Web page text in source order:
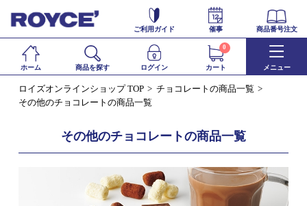
ご利用ガイド 催事 商品番号注文
ホーム 商品を探す ログイン カート
0
メニュー
ロイズオンラインショップ TOP
チョコレートの商品一覧
その他のチョコレートの商品一覧
その他のチョコレートの商品一覧